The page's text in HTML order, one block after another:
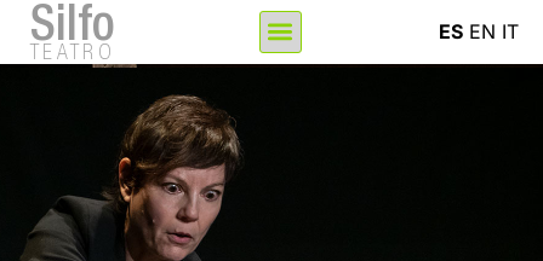
Silfo
TEATRO
ES EN IT